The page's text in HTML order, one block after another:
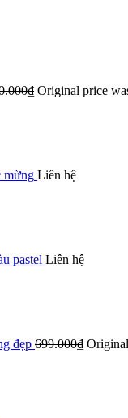
₫ Original price
mừng Liên hệ
pastel Liên hệ
đẹp 699.000₫